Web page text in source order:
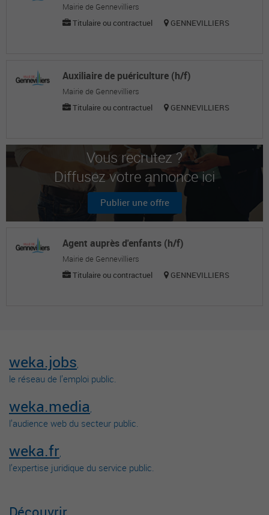
Mairie de Gennevilliers
Titulaire ou contractuel
GENNEVILLIERS
Auxiliaire de puériculture (h/f)
Mairie de Gennevilliers
Titulaire ou contractuel
GENNEVILLIERS
Vous recrutez ?
Diffusez votre annonce ici
Publier une offre
Agent auprès d'enfants (h/f)
Mairie de Gennevilliers
Titulaire ou contractuel
GENNEVILLIERS
weka.jobs,
le réseau de l’emploi public.
weka.media,
l’audience web du secteur public.
weka.fr,
l’expertise juridique du service public.